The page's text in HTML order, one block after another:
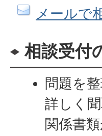
メールで
相談受付
問題を
詳しく
関係書